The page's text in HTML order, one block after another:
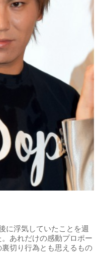
に浮気していたことを週
あれだけの感動プロポー
切り行為とも思えるもの